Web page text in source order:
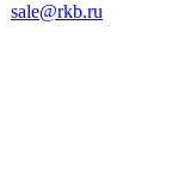
sale@rkb.ru